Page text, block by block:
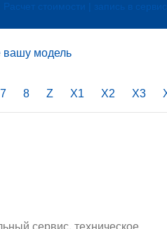
Расчет стоимости | запись в сервис
вашу модель
7 8 Z X1 X2 X3
сервис, техническое